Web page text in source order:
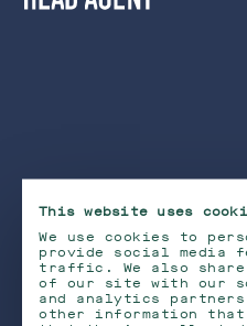
This website uses
We use cookies to
provide social media
traffic. We also share
of our site with our
and analytics
other information that